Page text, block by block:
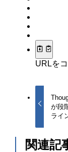
URLを
が段
ライ
関連記